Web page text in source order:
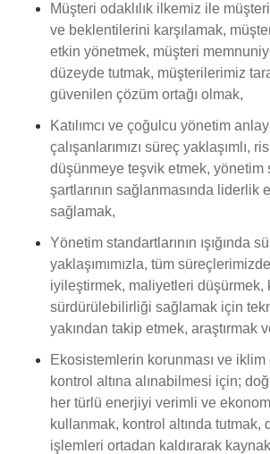
Müşteri odaklılık ilkemiz ile
ve beklentilerini karşılamak,
etkin yönetmek, müşteri
düzeyde tutmak, müşterilerimiz
güvenilen çözüm ortağı olmak,
Katılımcı ve çoğulcu yönetim
çalışanlarımızı süreç yaklaşımlı,
düşünmeye teşvik etmek, yönetim
şartlarının sağlanmasında liderlik
sağlamak,
Yönetim standartlarının ışığında
yaklaşımımızla, tüm
iyileştirmek, maliyetleri düşürmek,
sürdürülebilirliği sağlamak için
yakından takip etmek, araştırmak
Ekosistemlerin korunması ve
kontrol altına alınabilmesi için;
her türlü enerjiyi verimli ve
kullanmak, kontrol altında tutmak,
işlemleri ortadan kaldırarak